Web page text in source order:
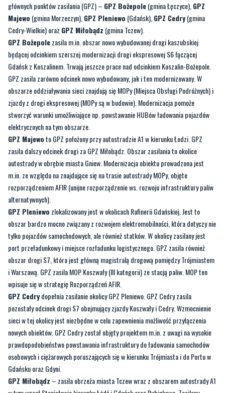
głównych punktów zasilania (GPZ) – GPZ Bożepole(gmina Łęczyce),GPZ
Majewo (gmina Morzeczyn),GPZ Pleniewo (Gdańsk),GPZ Cedry(gmina
Cedry-Wielkie) oraz GPZ Miłobądz (gmina Tczew).
GPZ Bożepolezasila m.in. obszar nowo wybudowanej drogi kaszubskiej
będącej odcinkiem szerszej modernizacji drogi ekspresowej S6 łączącej
Gdańsk z Koszalinem. Trwają jeszcze prace nad odcinkiem Koszalin-Bożepole.
GPZ zasila zarówno odcinek nowo wybudowany, jak i ten modernizowany. W
obszarze oddziaływania sieci znajdują się MOPy (Miejsca Obsługi Podróżnych) i
zjazdy z drogi ekspresowej (MOPy są w budowie). Modernizacja pomoże
stworzyć warunki umożliwiające np. powstawanie HUBów ładowania pojazdów
elektrycznych na tym obszarze.
GPZ Majewoto GPZ położony przy autostradzie A1 w kierunku Łodzi. GPZ
zasila dalszy odcinek drogi za GPZ Miłobądz. Obszar zasilania to okolice
autostrady w obrębie miasta Gniew. Modernizacja obiektu prowadzona jest
m.in. ze względu na znajdujące się na trasie autostrady MOPy, objęte
rozporządzeniem AFIR (unijne rozporządzenie ws. rozwoju infrastruktury paliw
alternatywnych).
GPZ Pleniewo zlokalizowany jest w okolicach Rafinerii Gdańskiej. Jest to
obszar bardzo mocno związany z rozwojem elektromobilności, która dotyczy nie
tylko pojazdów samochodowych, ale również statków. W okolicy zasilany jest
port przeładunkowy i miejsce rozładunku logistycznego. GPZ zasila również
obszar drogi S7, która jest główną magistralą drogową pomiędzy Trójmiastem
i Warszawą. GPZ zasila MOP Koszwały (III kategorii) ze stacją paliw. MOP ten
wpisuje się w strategię Rozporządzeń AFIR.
GPZ Cedrydopełnia zasilanie okolicy GPZ Pleniewo. GPZ Cedry zasila
pozostały odcinek drogi S7 obejmujący zjazdy Koszwały i Cedry. Wzmocnienie
sieci w tej okolicy jest niezbędne w celu zapewnienia możliwość przyłączenia
nowych obiektów. GPZ Cedry został objęty projektem m.in. z uwagi na wysokie
prawdopodobieństwo powstawania infrastruktury do ładowania samochodów
osobowych i ciężarowych poruszających się w kierunku Trójmiasta i do Portu w
Gdańsku oraz Gdyni.
GPZ Miłobądz – zasila obrzeża miasta Tczew wraz z obszarem autostrady A1